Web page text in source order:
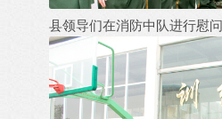
县领导们在消防中队进行慰问